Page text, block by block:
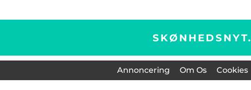
SKØNHEDSNYT.
Annoncering Om Os Cookies